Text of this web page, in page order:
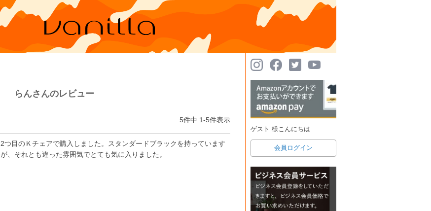
らんさんのレビュー
5件中 1-5件表示
2つ目のＫチェアで購入しました。スタンダードブラックを持っています
が、それとも違った雰囲気でとても気に入りました。
ゲスト 様こんにちは
会員ログイン